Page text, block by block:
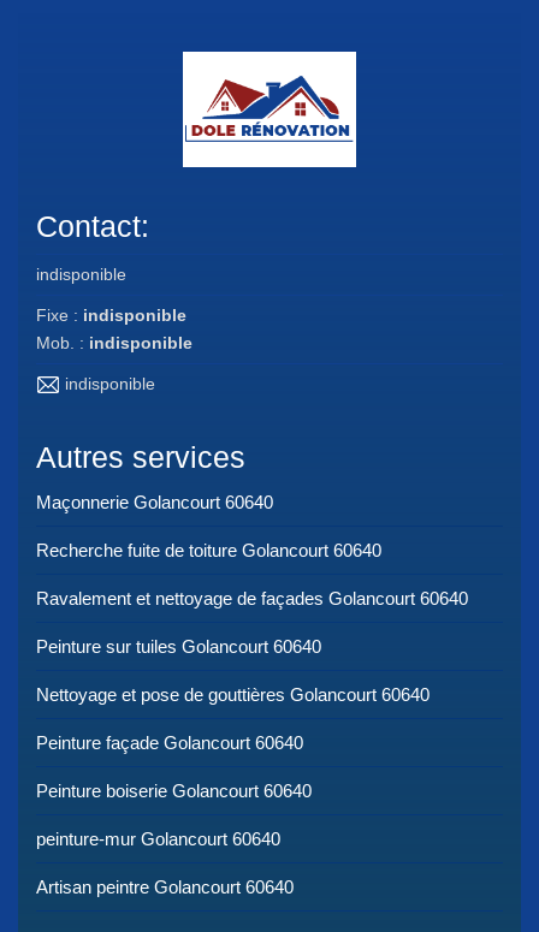
Contact:
indisponible
Fixe : indisponible
Mob. : indisponible
indisponible
Autres services
Maçonnerie Golancourt 60640
Recherche fuite de toiture Golancourt 60640
Ravalement et nettoyage de façades Golancourt 60640
Peinture sur tuiles Golancourt 60640
Nettoyage et pose de gouttières Golancourt 60640
Peinture façade Golancourt 60640
Peinture boiserie Golancourt 60640
peinture-mur Golancourt 60640
Artisan peintre Golancourt 60640